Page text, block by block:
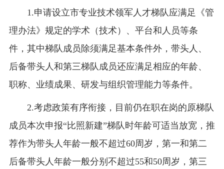
1.申请设立市专业技术领军人才梯队应满足《管
理办法》规定的学术（技术）、平台和人员等条
件，其中梯队成员除须满足基本条件外，带头人、
后备带头人和第三梯队成员还应满足相应的年龄、
职称、业绩成果、研发与组织管理能力等条件。
2.考虑政策有序衔接，目前仍在职在岗的原梯队
成员本次申报“比照新建”梯队时年龄可适当放宽，推
荐作为带头人年龄一般不超过60周岁，第一和第二
后备带头人年龄一般分别不超过55和50周岁，第三